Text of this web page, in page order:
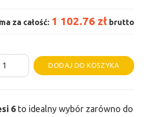
za całość: 1 102.76 zł brutto
DODAJ DO KOSZYKA
6to idealny wybór zarówno do